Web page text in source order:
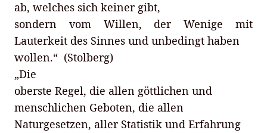
ab, welches sich keiner gibt,
sondern vom Willen, der Wenige mit
Lauterkeit des Sinnes und unbedingt haben
wollen.“ (Stolberg)
„Die
oberste Regel, die allen göttlichen und
menschlichen Geboten, die allen
Naturgesetzen, aller Statistik und Erfahrung